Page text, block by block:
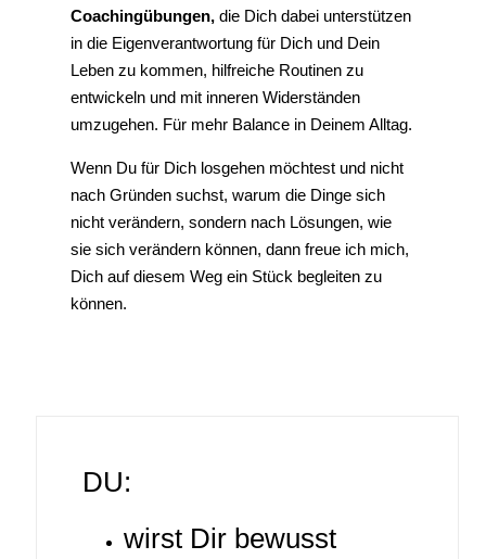
Coachingübungen, die Dich dabei unterstützen
in die Eigenverantwortung für Dich und Dein
Leben zu kommen, hilfreiche Routinen zu
entwickeln und mit inneren Widerständen
umzugehen. Für mehr Balance in Deinem Alltag.
Wenn Du für Dich losgehen möchtest und nicht
nach Gründen suchst, warum die Dinge sich
nicht verändern, sondern nach Lösungen, wie
sie sich verändern können, dann freue ich mich,
Dich auf diesem Weg ein Stück begleiten zu
können.
DU:
wirst Dir bewusst